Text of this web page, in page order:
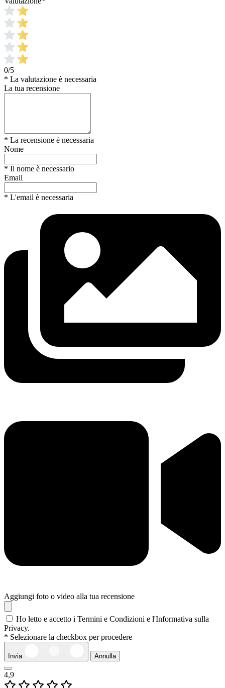
0/5
* La valutazione è necessaria
La tua recensione
* La recensione è necessaria
Nome
* Il nome è necessario
Email
* L'email è necessaria
Aggiungi foto o video alla tua recensione
Ho letto e accetto i Termini e Condizioni e l'Informativa sulla
Privacy.
* Selezionare la checkbox per procedere
Invia Annulla
4,9